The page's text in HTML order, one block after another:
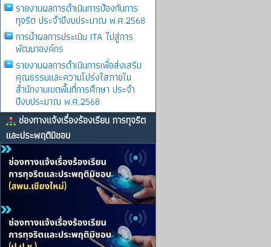
รายงานผลการดําเนินการป้องกันการ
ทุจริต ประจําปีงบประมาณ พ.ศ.2568
การนำผลการประเมิน ITA ไปสู่การ
พัฒนาองค์กร
รายงานผลการดําเนินการเพื่อส่งเสริม
คุณธรรมและความโปร่งใสภายใน
สำนักงานเขตพื้นที่การศึกษา ประจำ
ปีงบประมาณ พ.ศ.2568
ช่องทางแจ้งเรื่องร้องเรียน การทุจริต
และประพฤติมิชอบ